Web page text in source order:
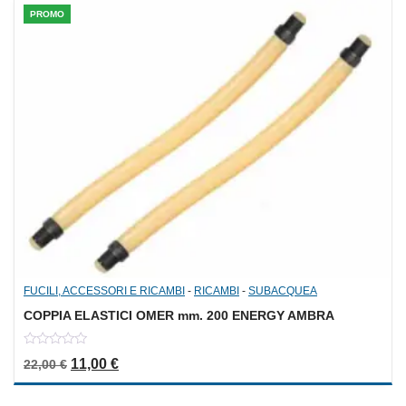
PROMO
FUCILI, ACCESSORI E RICAMBI - RICAMBI - SUBACQUEA
COPPIA ELASTICI OMER mm. 200 ENERGY AMBRA
out
of
22,00€ Il prezzo originale era: 22,00 €.
11,00 €Il prezzo attuale è: 11,00 €.